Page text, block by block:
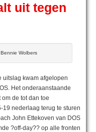
uit tegen
Wolbers
uitslag kwam afgelopen
Het onderaanstaande
de tot dan toe
nederlaag terug te sturen
John Ettekoven van DOS
?off-day?? op alle fronten